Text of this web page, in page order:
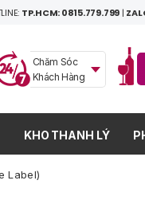
TP.HCM: 0815.779.799 |
Chăm Sóc
Khách Hàng
KHO THANH LÝ
Label)